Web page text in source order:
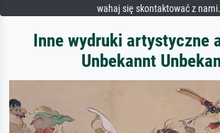
wahaj się skontaktować z nami.
Inne wydruki artystyczne
Unbekannt